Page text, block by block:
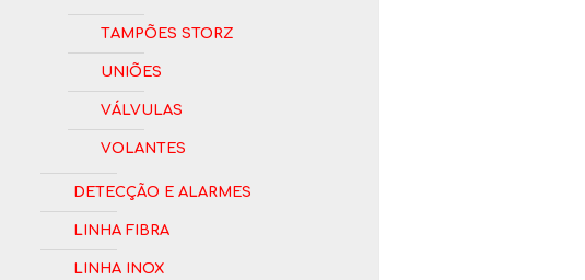
Tampões Storz
Uniões
Válvulas
Volantes
Detecção e Alarmes
Linha Fibra
Linha Inox